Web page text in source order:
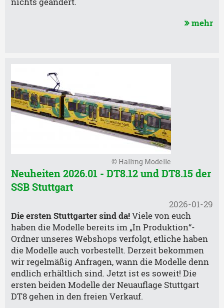
mehr
© Halling Modelle
Neuheiten 2026.01 - DT8.12 und DT8.15 der
SSB Stuttgart
2026-01-29
Die ersten Stuttgarter sind da!Viele von euch
haben die Modelle bereits im „In Produktion“-
Ordner unseres Webshops verfolgt, etliche haben
die Modelle auch vorbestellt. Derzeit bekommen
wir regelmäßig Anfragen, wann die Modelle denn
endlich erhältlich sind. Jetzt ist es soweit! Die
ersten beiden Modelle der Neuauflage Stuttgart
DT8 gehen in den freien Verkauf.